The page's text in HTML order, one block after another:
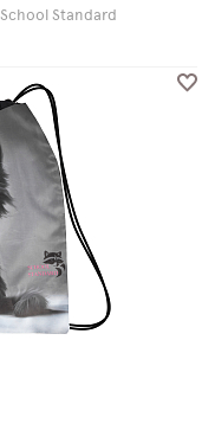
School Standard